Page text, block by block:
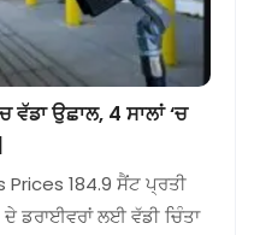
ਵੱਡਾ ਉਛਾਲ, 4 ਸਾਲਾਂ ‘ਚ
184.9 ਸੈਂਟ ਪ੍ਰਤੀ
ਡਰਾਈਵਰਾਂ ਲਈ ਵੱਡੀ ਚਿੰਤਾ